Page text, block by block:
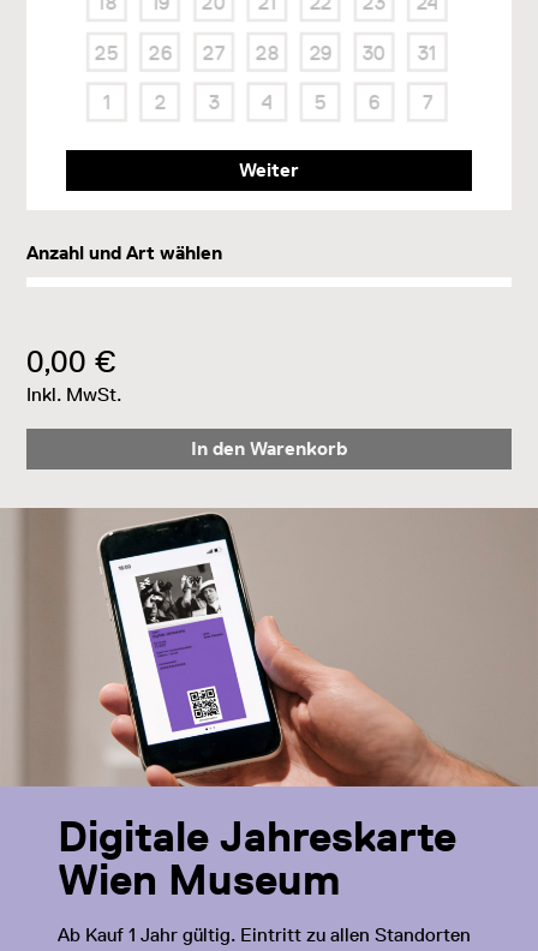
25 26 27 28 29 30 31
1 2 3 4 5 6 7
Weiter
Anzahl und Art wählen
0,00 €
Inkl. MwSt.
In den Warenkorb
Digitale Jahreskarte
Wien Museum
Ab Kauf 1 Jahr gültig. Eintritt zu allen Standorten